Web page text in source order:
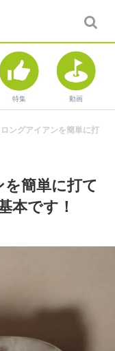
特集 動画
ロングアイアンを簡単に打
を簡単に打て
本です！